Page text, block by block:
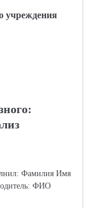
учреждения
Фамилия Имя
ФИО